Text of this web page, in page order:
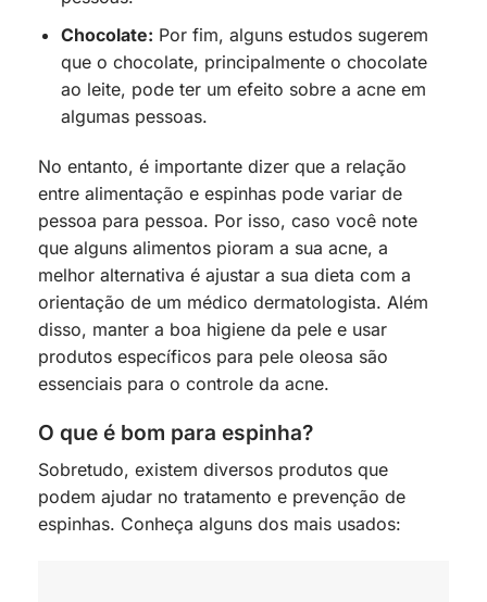
Chocolate: Por fim, alguns estudos sugerem
que o chocolate, principalmente o chocolate
ao leite, pode ter um efeito sobre a acne em
algumas pessoas.
No entanto, é importante dizer que a relação
entre alimentação e espinhas pode variar de
pessoa para pessoa. Por isso, caso você note
que alguns alimentos pioram a sua acne, a
melhor alternativa é ajustar a sua dieta com a
orientação de um médico dermatologista. Além
disso, manter a boa higiene da pele e usar
produtos específicos para pele oleosa são
essenciais para o controle da acne.
O que é bom para espinha?
Sobretudo, existem diversos produtos que
podem ajudar no tratamento e prevenção de
espinhas. Conheça alguns dos mais usados: